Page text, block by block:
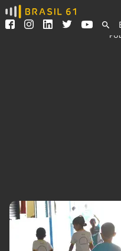
Ver todas as notícias
Podcasts
Agronegócios
Brasil Mineral
Cultura
Economia